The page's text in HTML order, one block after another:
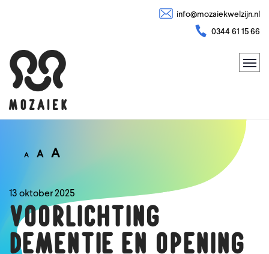
info@mozaiekwelzijn.nl
0344 61 15 66
A A A
13 oktober 2025
Voorlichting
dementie en opening